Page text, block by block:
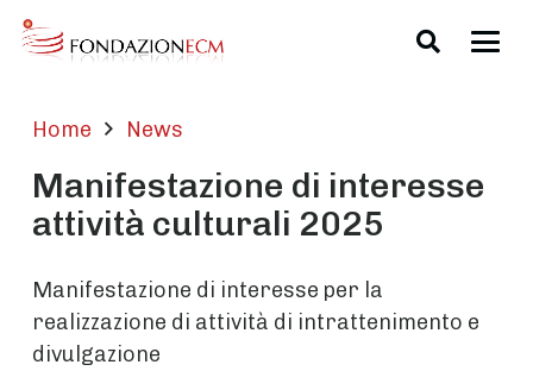
Home News
Manifestazione di interesse
attività culturali 2025
Manifestazione di interesse per la
realizzazione di attività di intrattenimento e
divulgazione